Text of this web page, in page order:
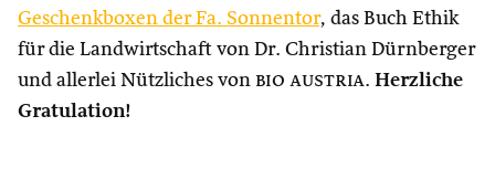
Geschenkboxen der Fa. Sonnentor, das Buch Ethik
für die Landwirtschaft von Dr. Christian Dürnberger
und allerlei Nützliches von bio austria. Herzliche
Gratulation!